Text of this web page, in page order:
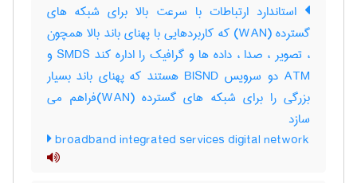
استاندارد ارتباطات با سرعت بالا برای شبکه های
گسترده (WAN) که کاربردهایی با پهنای باند بالا همچون
، تصویر ، صدا ، داده ها و گرافیک را اداره کند SMDS و
ATM دو سرویس BISND هستند که پهنای باند بسیار
بزرگی را برای شبکه های گسترده (WAN)فراهم می
سازد
broadband integrated services digital network